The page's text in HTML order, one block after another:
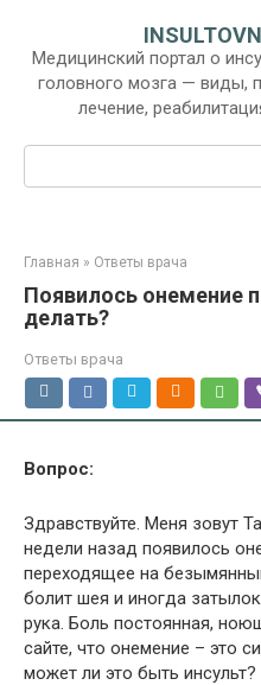
контенту
Медицинский портал о
головного мозга — виды,
лечение,
Главная » Ответы врача
Появилось онемение
делать?
Ответы врача
Вопрос:
Здравствуйте. Меня зовут
недели назад появилось
переходящее на
болит шея и иногда
рука. Боль постоянная,
сайте, что онемение – это
может ли это быть